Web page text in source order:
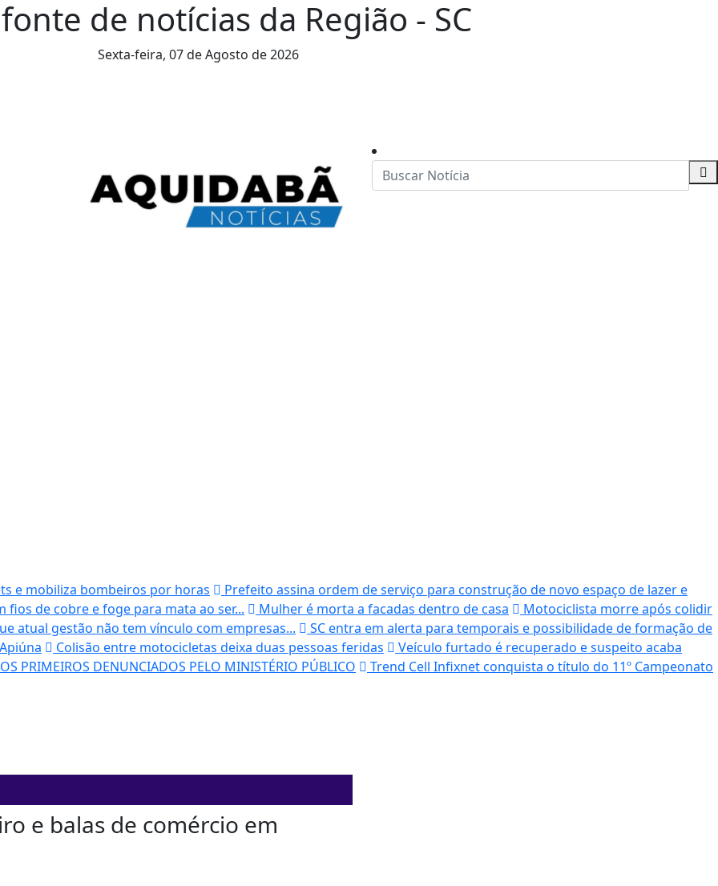
de notícias da Região - SC
Sexta-feira, 07 de Agosto de 2026
e mobiliza bombeiros por horas
Prefeito assina ordem de serviço para construção de novo espaço de lazer e
de cobre e foge para mata ao ser...
Mulher é morta a facadas dentro de casa
Motociclista morre após colidir
atual gestão não tem vínculo com empresas...
SC entra em alerta para temporais e possibilidade de formação de
Colisão entre motocicletas deixa duas pessoas feridas
Veículo furtado é recuperado e suspeito acaba
PRIMEIROS DENUNCIADOS PELO MINISTÉRIO PÚBLICO
Trend Cell Infixnet conquista o título do 11º Campeonato
e balas de comércio em